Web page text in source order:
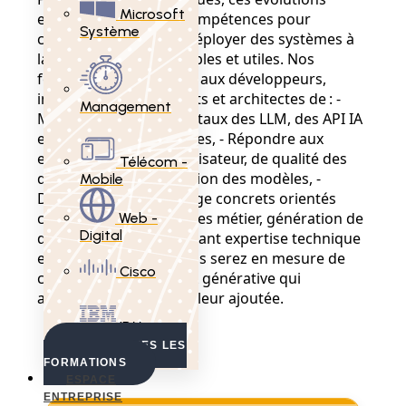
Microsoft
Système
Management
Télécom -
Mobile
Web -
Digital
Cisco
IBM
VOIR TOUTES LES
FORMATIONS
ENTREPRISE
exigent de nouvelles compétences pour
concevoir, intégrer et déployer des systèmes à
la fois performants, fiables et utiles. Nos
formations permettent aux développeurs,
ingénieurs, data analysts et architectes de : -
Maîtriser les fondamentaux des LLM, des API IA
et des agents autonomes, - Répondre aux
enjeux d'expérience utilisateur, de qualité des
données et de supervision des modèles, -
Déployer des cas d'usage concrets orientés
client (chatbots, copilotes métier, génération de
documents, etc.). En alliant expertise technique
et sens des usages, vous serez en mesure de
créer des solutions d'IA générative qui
apportent une réelle valeur ajoutée.
Agents IA